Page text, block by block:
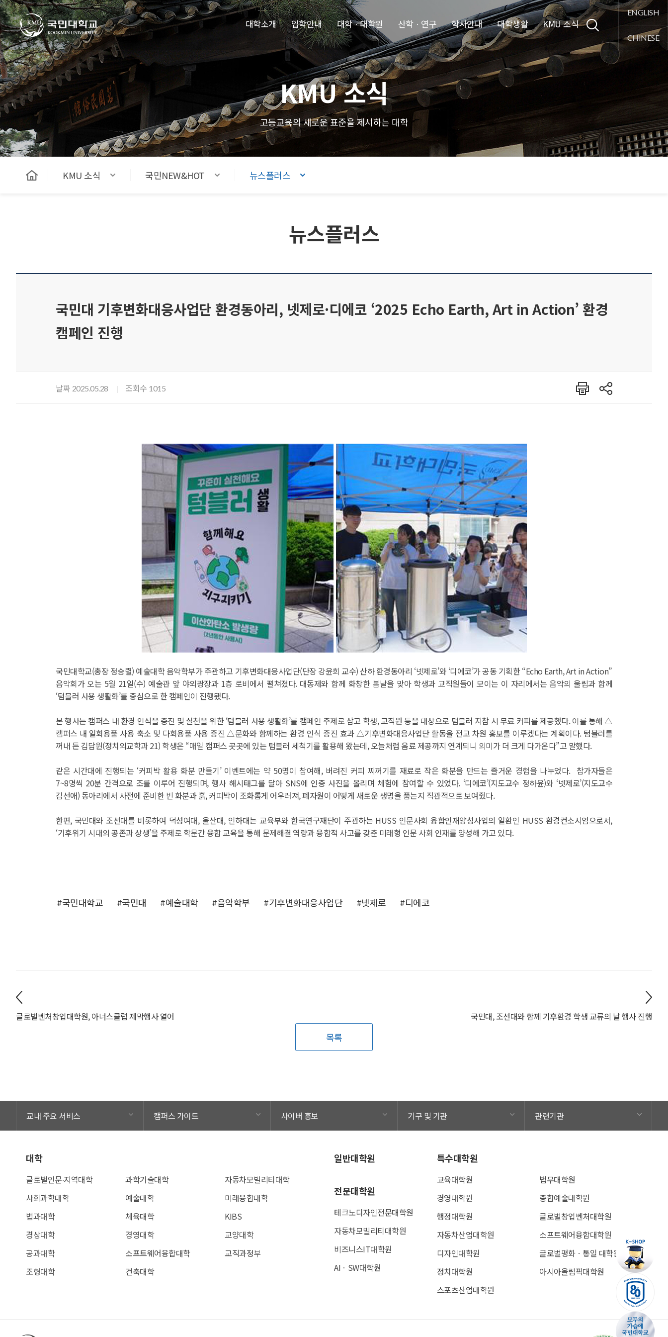
주메뉴 바로가기
본문내용 바로가기
푸터 바로가기
국민대학교
대학소개 입학안내 대학ㆍ대학원 산학ㆍ연구 학사안내 대학생활 KMU 소식
통합검색
ENGLISH
CHINESE
KMU 소식
고등교육의 새로운 표준을 제시하는 대학
KMU 소식 국민NEW&HOT 뉴스플러스
뉴스플러스
국민대 기후변화대응사업단 환경동아리, 넷제로·디에코 ‘2025 Echo Earth, Art in Action’ 환경
캠페인 진행
날짜 2025.05.28 조회수 1015 인쇄 공유
국민대학교(총장 정승렬) 예술대학 음악학부가 주관하고 기후변화대응사업단(단장 강윤희 교수) 산하 환경동아리 ‘넷제로’와 ‘디에코’가 공동 기획한 “Echo Earth, Art in Action”
음악회가 오는 5월 21일(수) 예술관 앞 야외광장과 1층 로비에서 펼쳐졌다. 대동제와 함께 화창한 봄날을 맞아 학생과 교직원들이 모이는 이 자리에서는 음악의 울림과 함께
‘텀블러 사용 생활화’를 중심으로 한 캠페인이 진행됐다.
본 행사는 캠퍼스 내 환경 인식을 증진 및 실천을 위한 ‘텀블러 사용 생활화’를 캠페인 주제로 삼고 학생, 교직원 등을 대상으로 텀블러 지참 시 무료 커피를 제공했다. 이를 통해 △
캠퍼스 내 일회용품 사용 축소 및 다회용품 사용 증진 △문화와 함께하는 환경 인식 증진 효과 △기후변화대응사업단 활동을 전교 차원 홍보를 이루겠다는 계획이다. 텀블러를
꺼내 든 김담원(정치외교학과 21) 학생은 “매일 캠퍼스 곳곳에 있는 텀블러 세척기를 활용해 왔는데, 오늘처럼 음료 제공까지 연계되니 의미가 더 크게 다가온다”고 말했다.
같은 시간대에 진행되는 ‘커피박 활용 화분 만들기’ 이벤트에는 약 50명이 참여해, 버려진 커피 찌꺼기를 재료로 작은 화분을 만드는 즐거운 경험을 나누었다. 참가자들은
7~8명씩 20분 간격으로 조를 이루어 진행되며, 행사 해시태그를 달아 SNS에 인증 사진을 올리며 체험에 참여할 수 있었다. ‘디에코’(지도교수 정하윤)와 ‘넷제로’(지도교수
김선애) 동아리에서 사전에 준비한 빈 화분과 흙, 커피박이 조화롭게 어우러져, 폐자원이 어떻게 새로운 생명을 품는지 직관적으로 보여줬다.
한편, 국민대와 조선대를 비롯하여 덕성여대, 울산대, 인하대는 교육부와 한국연구재단이 주관하는 HUSS 인문사회 융합인재양성사업의 일환인 HUSS 환경컨소시엄으로서,
‘기후위기 시대의 공존과 상생’을 주제로 학문간 융합 교육을 통해 문제해결 역량과 융합적 사고를 갖춘 미래형 인문 사회 인재를 양성해 가고 있다.
#국민대학교 #국민대 #예술대학 #음악학부 #기후변화대응사업단 #넷제로 #디에코
글로벌벤처창업대학원, 아너스클럽 제막행사 열어 국민대, 조선대와 함께 기후환경 학생 교류의 날 행사 진행
목록
교내 주요 서비스 캠퍼스 가이드 사이버 홍보 기구 및 기관 관련기관
대학
글로벌인문∙지역대학
사회과학대학
법과대학
경상대학
공과대학
조형대학
과학기술대학
예술대학
체육대학
경영대학
소프트웨어융합대학
건축대학
자동차모빌리티대학
미래융합대학
KIBS
교양대학
교직과정부
일반대학원
전문대학원
테크노디자인전문대학원
자동차모빌리티대학원
비즈니스IT대학원
AIㆍSW대학원
특수대학원
교육대학원
경영대학원
행정대학원
자동차산업대학원
디자인대학원
정치대학원
스포츠산업대학원
법무대학원
종합예술대학원
글로벌창업벤처대학원
소프트웨어융합대학원
글로벌평화ㆍ통일 대학원
아시아올림픽대학원